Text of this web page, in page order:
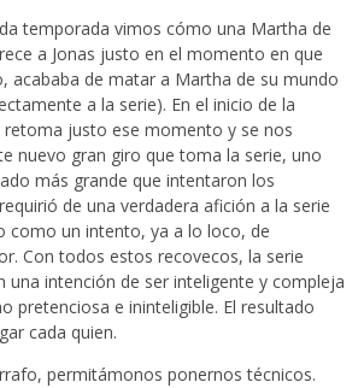
temporada vimos cómo una Martha de
a Jonas justo en el momento en que
acababa de matar a Martha de su mundo
a la serie). En el inicio de la
justo ese momento y se nos
nuevo gran giro que toma la serie, uno
más grande que intentaron los
de una verdadera afición a la serie
como un intento, ya a lo loco, de
Con todos estos recovecos, la serie
una intención de ser inteligente y compleja
pretenciosa e ininteligible. El resultado
cada quien.
permitámonos ponernos técnicos.